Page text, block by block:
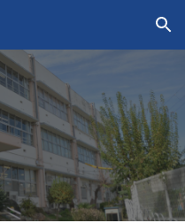
Skip to navigation